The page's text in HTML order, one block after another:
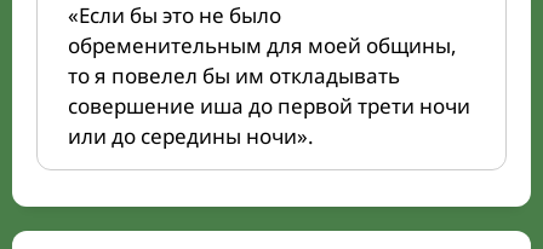
«Если бы это не было
обременительным для моей общины,
то я повелел бы им откладывать
совершение иша до первой трети ночи
или до середины ночи».